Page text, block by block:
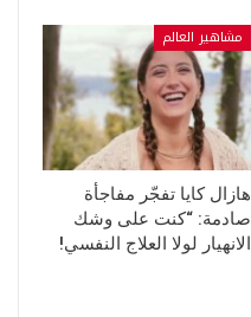
مشاهير العالم
هازال كايا تفجّر مفاجأة
صادمة: “كنت على وشك
الانهيار لولا العلاج النفسي!